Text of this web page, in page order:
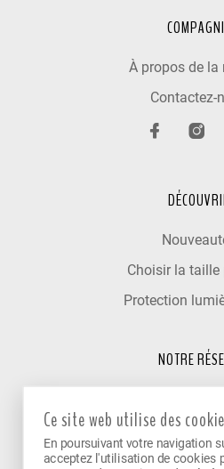
À propos de la
Contactez-
Choisir la
Protection
NOTRE
Nos cliniques
Devenir
Ce site web utilise des
En poursuivant votre navigation
acceptez l'utilisation de cookies